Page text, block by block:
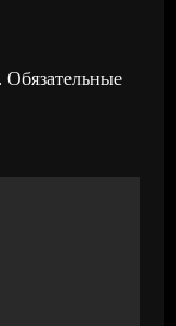
Обязательные